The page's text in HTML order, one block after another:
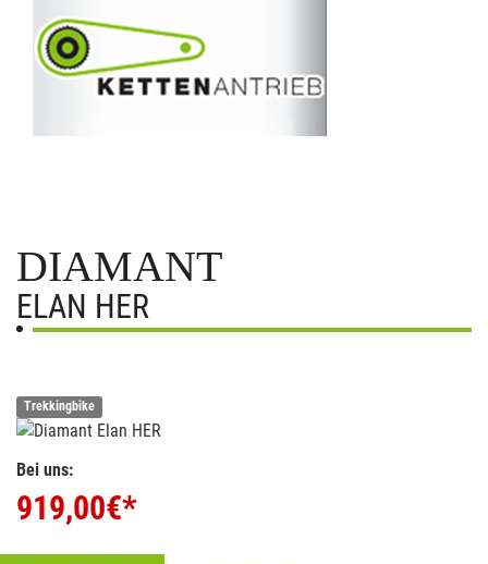
DIAMANT
ELAN HER
Trekkingbike
Bei uns:
919,00€*